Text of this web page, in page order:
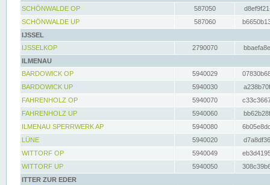
SCHÖNWALDE OP
587050
SCHÖNWALDE UP
587060
IJSSEL
IJSSELKOP
2790070
ILMENAU
BARDOWICK OP
5940029
BARDOWICK UP
5940030
FAHRENHOLZ OP
5940070
FAHRENHOLZ UP
5940060
ILMENAU SPERRWERK AP
5940080
LÜNE
5940020
WITTORF OP
5940049
WITTORF UP
5940050
ITTER ZUR EDER